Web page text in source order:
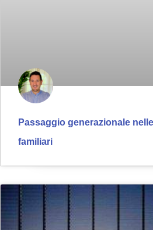
Passaggio generazionale
familiari